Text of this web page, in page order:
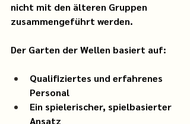
nicht mit den älteren Gruppen
zusammengeführt werden.
Der Garten der Wellen basiert auf:
Qualifiziertes und erfahrenes
Personal
Ein spielerischer, spielbasierter
Ansatz